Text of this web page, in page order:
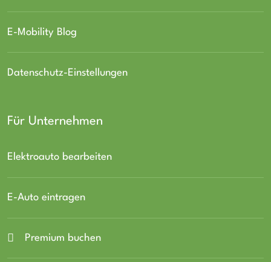
E-Mobility Blog
Datenschutz-Einstellungen
Für Unternehmen
Elektroauto bearbeiten
E-Auto eintragen
Premium buchen